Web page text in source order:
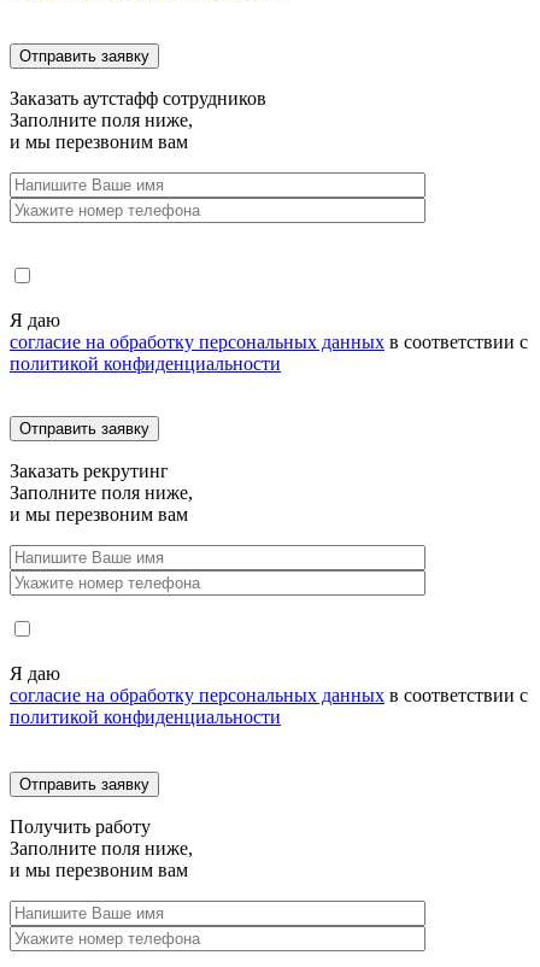
Заказать аутстафф сотрудников
Заполните поля ниже,
и мы перезвоним вам
Я даю
согласие на обработку персональных данных в соответствии с
политикой конфиденциальности
Заказать рекрутинг
Заполните поля ниже,
и мы перезвоним вам
Я даю
согласие на обработку персональных данных в соответствии с
политикой конфиденциальности
Получить работу
Заполните поля ниже,
и мы перезвоним вам